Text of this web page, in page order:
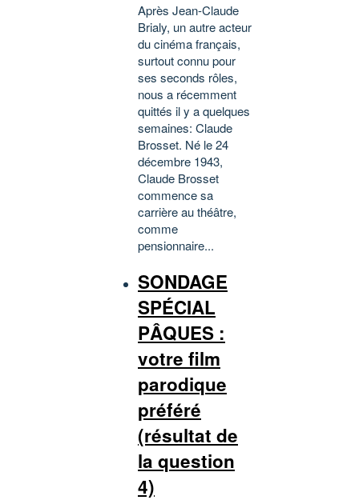
Après Jean-Claude
Brialy, un autre acteur
du cinéma français,
surtout connu pour
ses seconds rôles,
nous a récemment
quittés il y a quelques
semaines: Claude
Brosset. Né le 24
décembre 1943,
Claude Brosset
commence sa
carrière au théâtre,
comme
pensionnaire...
SONDAGE
SPÉCIAL
PÂQUES :
votre film
parodique
préféré
(résultat de
la question
4)